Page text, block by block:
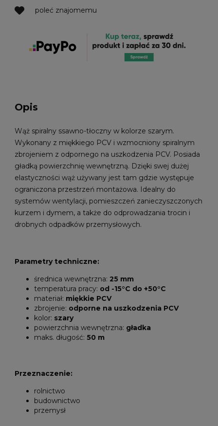
poleć znajomemu
Opis
Wąż spiralny ssawno-tłoczny w kolorze szarym.
Wykonany z miękkiego PCV i wzmocniony spiralnym
zbrojeniem z odpornego na uszkodzenia PCV. Posiada
gładką powierzchnię wewnętrzną. Dzięki swej dużej
elastyczności wąż używany jest tam gdzie występuje
ograniczona przestrzeń montażowa. Idealny do
systemów wentylacji, pomieszczeń zanieczyszczonych
kurzem i dymem, a także do odprowadzania trocin i
drobnych odpadków przemysłowych.
Parametry techniczne:
średnica wewnętrzna: 25 mm
temperatura pracy: od -15°C do +50°C
materiał: miękkie PCV
zbrojenie: odporne na uszkodzenia PCV
kolor: szary
powierzchnia wewnętrzna: gładka
maks. długość: 50 m
Przeznaczenie:
rolnictwo
budownictwo
przemysł